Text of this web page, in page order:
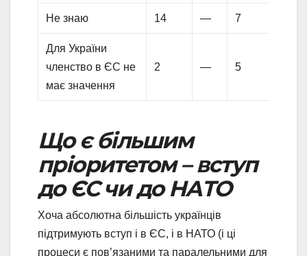
Не знаю 14 — 7
Для України
членство в ЄС не
має значення
2 — 5
Що є більшим
пріоритетом – вступ
до ЄС чи до НАТО
Хоча абсолютна більшість українців
підтримують вступ і в ЄС, і в НАТО (і ці
процеси є пов’язаними та паралельними для